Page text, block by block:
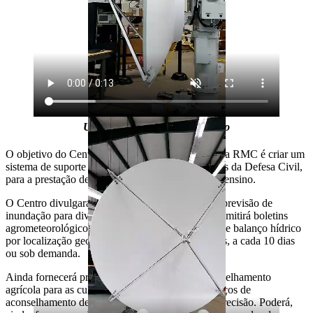
Um sistema de suporte à decisão
O objetivo do Centro Regional de Meteorologia da RMC é criar um
sistema de suporte à decisão – para subsidiar ações da Defesa Civil,
para a prestação de serviços e para a pesquisa e o ensino.
O Centro divulgará, por exemplo, relatórios com previsão de
inundação para diversos segmentos. Além disso, emitirá boletins
agrometeorológicos com mapeamento de culturas e balanço hídrico
por localização geográfica, em espaços de um mês, a cada 10 dias
ou sob demanda.
Ainda fornecerá previsões meteorológicas e aconselhamento
agrícola para as culturas da região e prestará serviços de
aconselhamento de irrigação e de agricultura de precisão. Poderá,